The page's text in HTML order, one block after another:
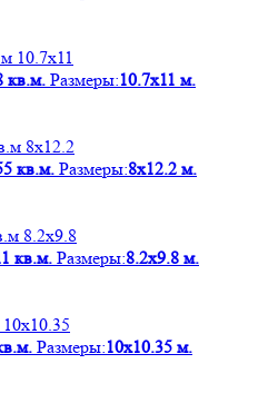
10.7х11
кв.м. Размеры:10.7х11 м.
8х12.2
кв.м. Размеры:8х12.2 м.
8.2х9.8
кв.м. Размеры:8.2х9.8 м.
Размеры:10х10.35 м.